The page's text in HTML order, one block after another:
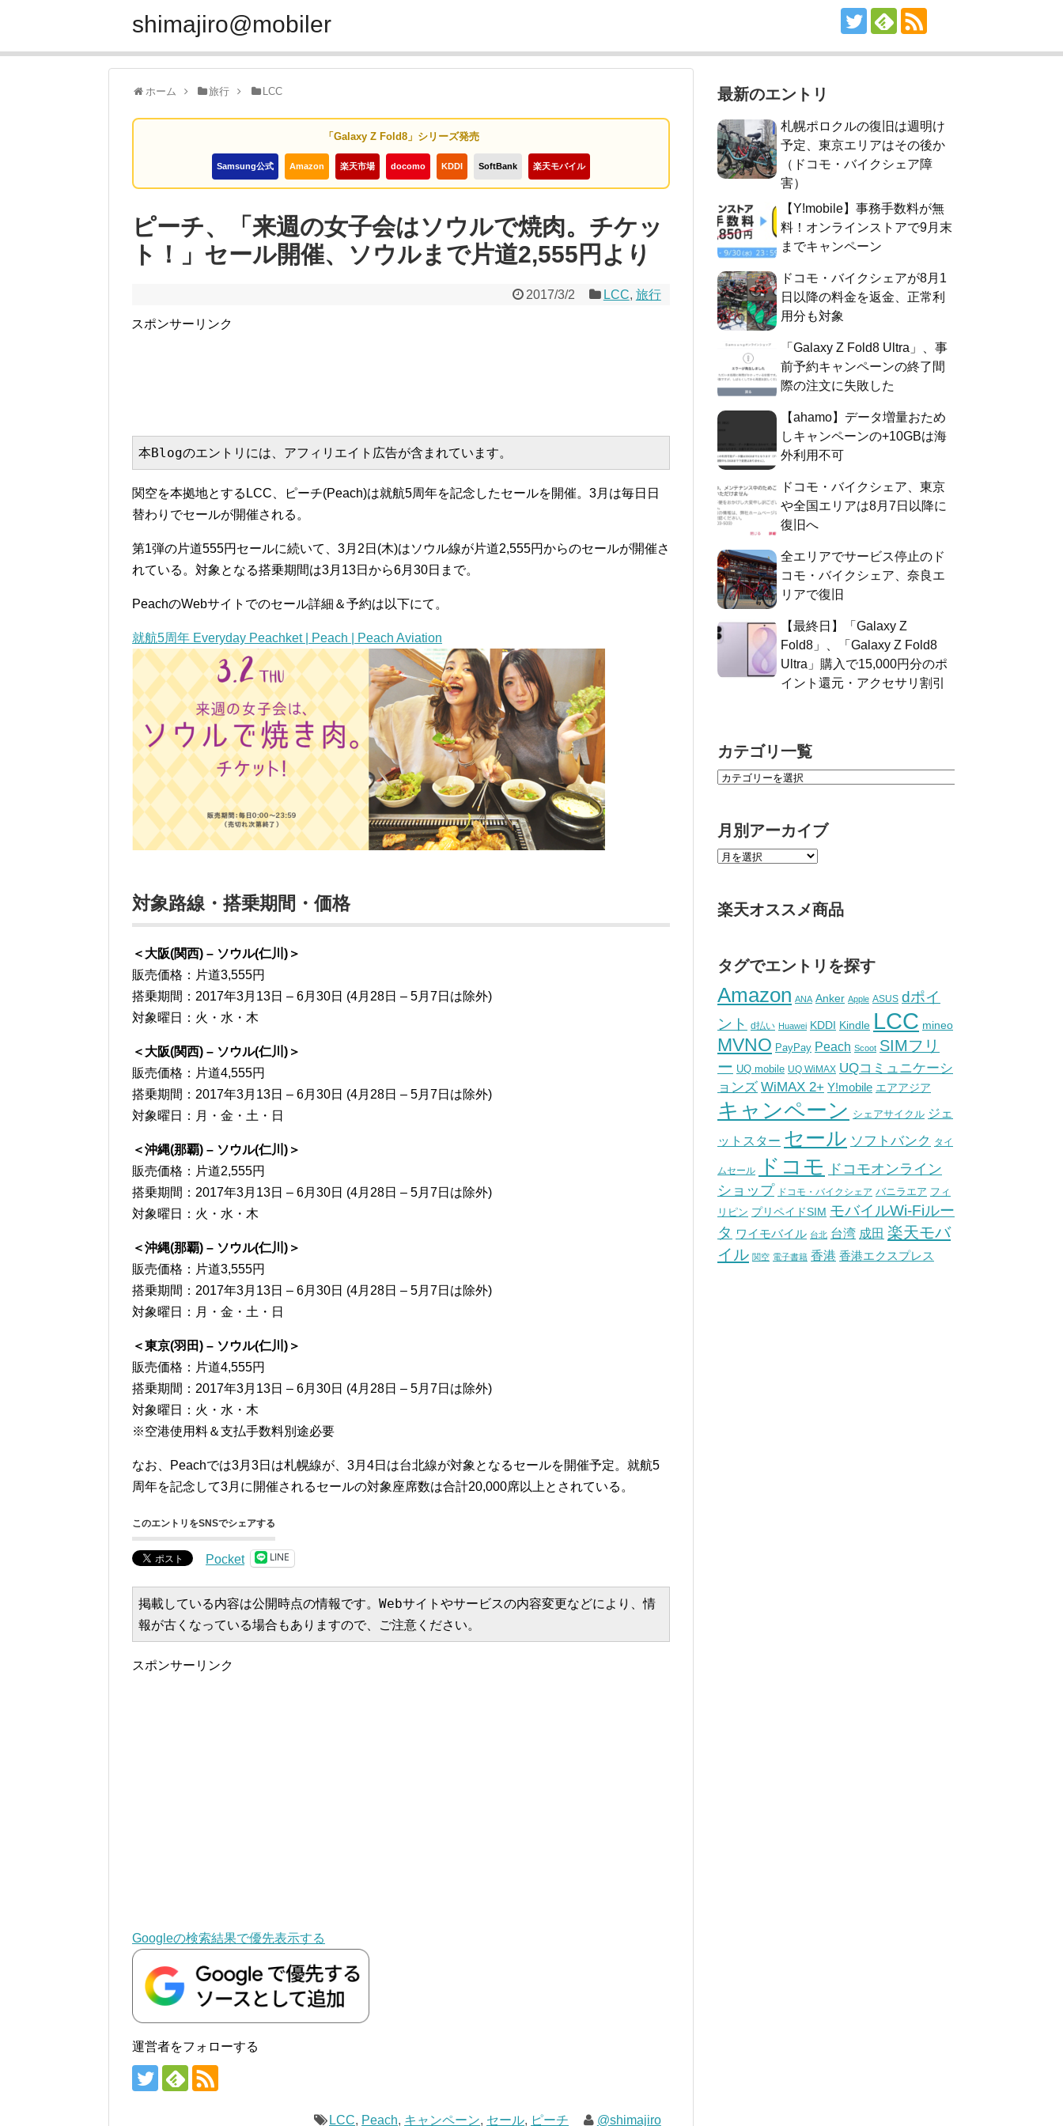
shimajiro@mobiler
ホーム 旅行 LCC
「Galaxy Z Fold8」シリーズ発売
Samsung公式 Amazon 楽天市場 docomo KDDI SoftBank 楽天モバイル
ピーチ、「来週の女子会はソウルで焼肉。チケッ
ト！」セール開催、ソウルまで片道2,555円より
2017/3/2 LCC, 旅行
スポンサーリンク
本Blogのエントリには、アフィリエイト広告が含まれています。
関空を本拠地とするLCC、ピーチ(Peach)は就航5周年を記念したセールを開催。3月は毎日日
替わりでセールが開催される。
第1弾の片道555円セールに続いて、3月2日(木)はソウル線が片道2,555円からのセールが開催さ
れている。対象となる搭乗期間は3月13日から6月30日まで。
PeachのWebサイトでのセール詳細＆予約は以下にて。
就航5周年 Everyday Peachket | Peach | Peach Aviation
対象路線・搭乗期間・価格
＜大阪(関西) – ソウル(仁川)＞
販売価格：片道3,555円
搭乗期間：2017年3月13日 – 6月30日 (4月28日 – 5月7日は除外)
対象曜日：火・水・木
＜大阪(関西) – ソウル(仁川)＞
販売価格：片道4,555円
搭乗期間：2017年3月13日 – 6月30日 (4月28日 – 5月7日は除外)
対象曜日：月・金・土・日
＜沖縄(那覇) – ソウル(仁川)＞
販売価格：片道2,555円
搭乗期間：2017年3月13日 – 6月30日 (4月28日 – 5月7日は除外)
対象曜日：火・水・木
＜沖縄(那覇) – ソウル(仁川)＞
販売価格：片道3,555円
搭乗期間：2017年3月13日 – 6月30日 (4月28日 – 5月7日は除外)
対象曜日：月・金・土・日
＜東京(羽田) – ソウル(仁川)＞
販売価格：片道4,555円
搭乗期間：2017年3月13日 – 6月30日 (4月28日 – 5月7日は除外)
対象曜日：火・水・木
※空港使用料＆支払手数料別途必要
なお、Peachでは3月3日は札幌線が、3月4日は台北線が対象となるセールを開催予定。就航5
周年を記念して3月に開催されるセールの対象座席数は合計20,000席以上とされている。
このエントリをSNSでシェアする
Pocket LINE
掲載している内容は公開時点の情報です。Webサイトやサービスの内容変更などにより、情
報が古くなっている場合もありますので、ご注意ください。
スポンサーリンク
Googleの検索結果で優先表示する
運営者をフォローする
LCC, Peach, キャンペーン, セール, ピーチ @shimajiro
最新のエントリ
札幌ポロクルの復旧は週明け
予定、東京エリアはその後か
（ドコモ・バイクシェア障
害）
【Y!mobile】事務手数料が無
料！オンラインストアで9月末
までキャンペーン
ドコモ・バイクシェアが8月1
日以降の料金を返金、正常利
用分も対象
「Galaxy Z Fold8 Ultra」、事
前予約キャンペーンの終了間
際の注文に失敗した
【ahamo】データ増量おため
しキャンペーンの+10GBは海
外利用不可
ドコモ・バイクシェア、東京
や全国エリアは8月7日以降に
復旧へ
全エリアでサービス停止のド
コモ・バイクシェア、奈良エ
リアで復旧
【最終日】「Galaxy Z
Fold8」、「Galaxy Z Fold8
Ultra」購入で15,000円分のポ
イント還元・アクセサリ割引
カテゴリ一覧
月別アーカイブ
楽天オススメ商品
タグでエントリを探す
Amazon ANA Anker Apple ASUS dポイ
ント
d払い Huawei KDDI Kindle LCC mineo
MVNO PayPay Peach Scoot SIMフリ
ー UQ mobile UQ WiMAX UQコミュニケーシ
ョンズ WiMAX 2+ Y!mobile エアアジア
キャンペーン シェアサイクル ジェ
ットスター セール ソフトバンク タイ
ムセール ドコモ
ドコモオンライン
ショップ ドコモ・バイクシェア バニラエア フィ
リピン プリペイドSIM モバイルWi-Fiルー
タ ワイモバイル 台北 台湾 成田 楽天モバ
イル 関空 電子書籍 香港 香港エクスプレス